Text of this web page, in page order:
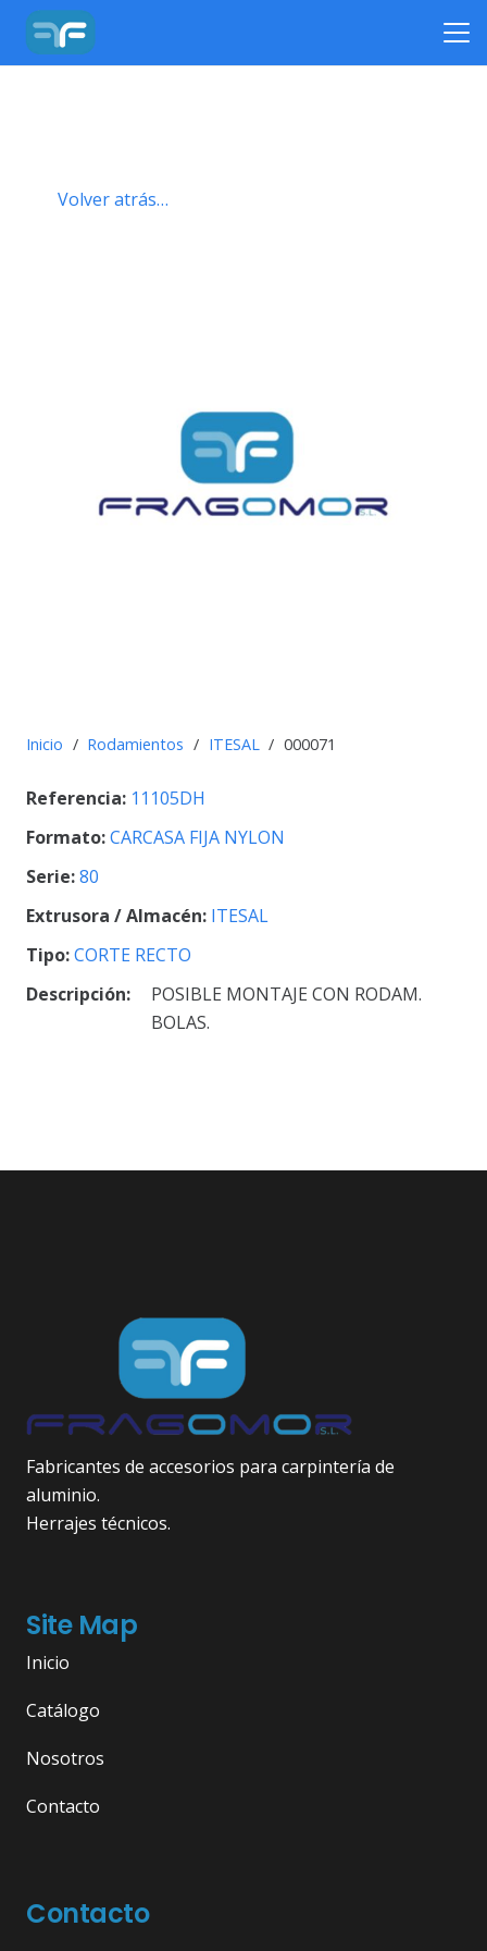
Volver atrás…
Inicio / Rodamientos / ITESAL / 000071
Referencia: 11105DH
Formato:CARCASA FIJA NYLON
Serie:80
Extrusora / Almacén: ITESAL
Tipo:CORTE RECTO
Descripción:
POSIBLE MONTAJE CON RODAM.
BOLAS.
Fabricantes de accesorios para carpintería de
aluminio.
Herrajes técnicos.
Site Map
Inicio
Catálogo
Nosotros
Contacto
Contacto